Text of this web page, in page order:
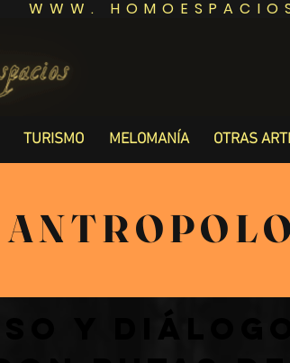
WWW.
TURISMO MELOMANÍA OTRAS